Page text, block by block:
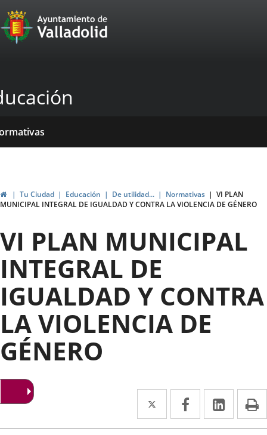
Portal
Web
Ayuntamiento
de
Valladolid
InicioTu Ciudad Educación De utilidad... Normativas
VI PLAN
MUNICIPAL INTEGRAL DE IGUALDAD Y CONTRA LA VIOLENCIA DE GÉNERO
VI PLAN MUNICIPAL
INTEGRAL DE
IGUALDAD Y CONTRA
LA VIOLENCIA DE
GÉNERO
Twitter
Enlace
a
Facebook
Enlace
a
Enlace
a